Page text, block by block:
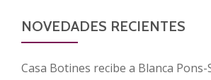
NOVEDADES RECIENTES
Casa Botines recibe a Blanca